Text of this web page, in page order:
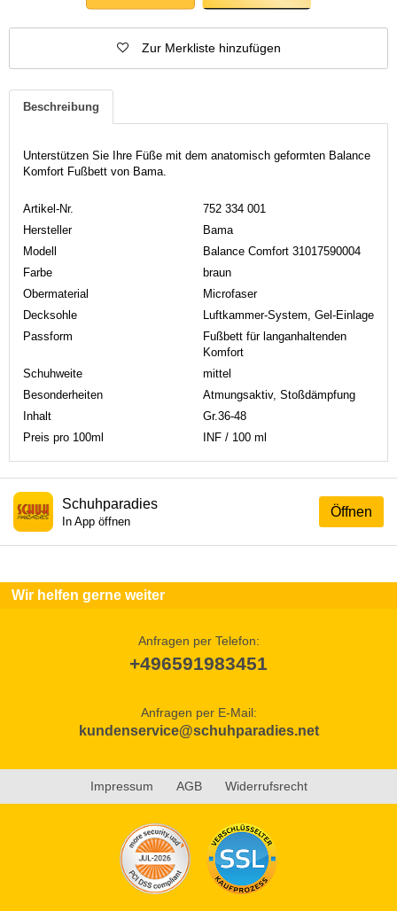
Zur Merkliste hinzufügen
Beschreibung
Unterstützen Sie Ihre Füße mit dem anatomisch geformten Balance
Komfort Fußbett von Bama.
Artikel-Nr.
752 334 001
Hersteller
Bama
Modell
Balance Comfort 31017590004
Farbe
braun
Obermaterial
Microfaser
Decksohle
Luftkammer-System, Gel-Einlage
Passform
Fußbett für langanhaltenden
Komfort
Schuhweite
mittel
Besonderheiten
Atmungsaktiv, Stoßdämpfung
Inhalt
Gr.36-48
Preis pro 100ml
INF / 100 ml
Öffnen
Schuhparadies
In App öffnen
Wir helfen gerne weiter
Anfragen per Telefon:
+496591983451
Anfragen per E-Mail:
kundenservice@schuhparadies.net
Impressum AGB Widerrufsrecht